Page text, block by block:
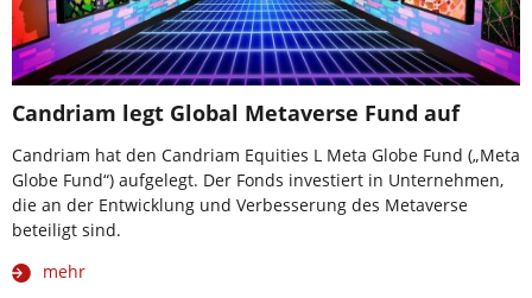
Candriam legt Global Metaverse Fund auf
Candriam hat den Candriam Equities L Meta Globe Fund („Meta
Globe Fund“) aufgelegt. Der Fonds investiert in Unternehmen,
die an der Entwicklung und Verbesserung des Metaverse
beteiligt sind.
mehr